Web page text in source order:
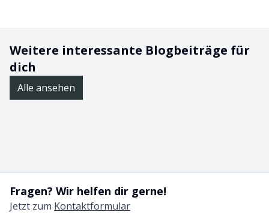
Weitere interessante Blogbeiträge für
dich
Alle ansehen
Fragen? Wir helfen dir gerne!
Jetzt zum Kontaktformular